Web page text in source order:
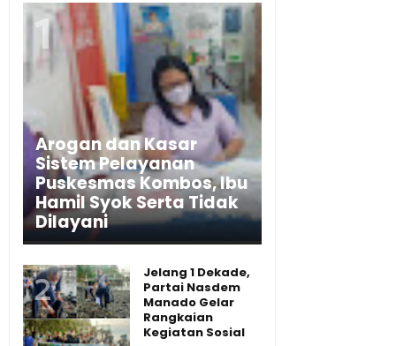
Arogan dan Kasar
Sistem Pelayanan
Puskesmas Kombos, Ibu
Hamil Syok Serta Tidak
Dilayani
Jelang 1 Dekade,
Partai Nasdem
Manado Gelar
Rangkaian
Kegiatan Sosial